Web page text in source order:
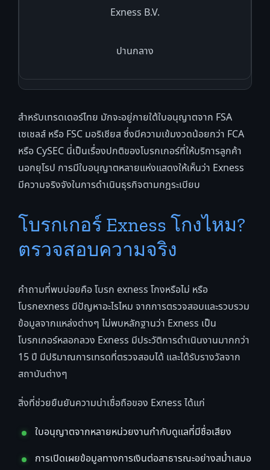
Exness B.V.
ปานกลาง
สำหรับเทรดเดอร์ไทย มักจะอยู่ภายใต้ใบอนุญาตจาก FSA
เซเชลส์ หรือ FSC มอริเชียส ซึ่งมีความเข้มงวดน้อยกว่า FCA
หรือ CySEC นี่เป็นเรื่องปกติของโบรกเกอร์ที่ให้บริการลูกค้า
นอกยุโรป การมีใบอนุญาตหลายแห่งแสดงให้เห็นว่า Exness
มีความจริงจังในการดำเนินธุรกิจตามกฎระเบียบ
โบรกเกอร์ Exness โกงไหม?
ตรวจสอบความจริง
คำถามที่พบบ่อยคือ โบรก exness โกงหรือไม่ หรือ
โบรกexness มีปัญหาอะไรไหม จากการตรวจสอบและรวบรวม
ข้อมูลจากแหล่งต่างๆ ไม่พบหลักฐานว่า Exness เป็น
โบรกเกอร์หลอกลวง Exness มีประวัติการดำเนินงานมากกว่า
15 ปี มีปริมาณการเทรดที่ตรวจสอบได้ และได้รับรางวัลจาก
สถาบันต่างๆ
สิ่งที่ช่วยยืนยันความน่าเชื่อถือของ Exness ได้แก่
ใบอนุญาตจากหลายหน่วยงานกำกับดูแลที่มีชื่อเสียง
การเปิดเผยข้อมูลทางการเงินต่อสาธารณะอย่างสม่ำเสมอ